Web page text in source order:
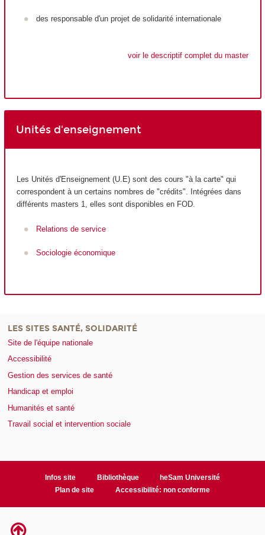
des responsable d'un projet de solidarité internationale
voir le descriptif complet du master
Unités d'enseignement
Les Unités d'Enseignement (U.E) sont des cours "à la carte" qui
correspondent à un certains nombres de "crédits". Intégrées dans
différents masters 1, elles sont disponibles en FOD.
Relations de service
Sociologie économique
LES SITES SANTÉ, SOLIDARITÉ
Site de l'équipe nationale
Accessibilité
Gestion des services de santé
Handicap et emploi
Humanités et santé
Travail social et intervention sociale
Infos site Bibliothèque
heSam Université
Plan de site
Accessibilité: non conforme